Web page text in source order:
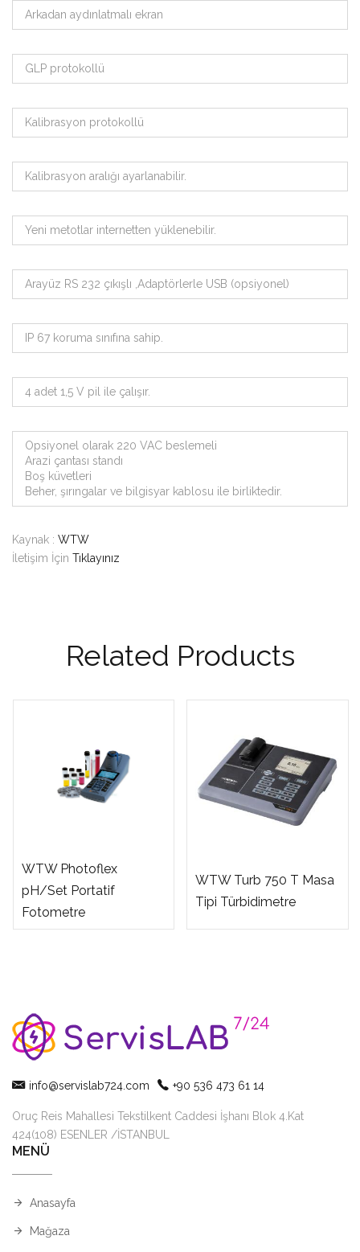
Arkadan aydınlatmalı ekran
GLP protokollü
Kalibrasyon protokollü
Kalibrasyon aralığı ayarlanabilir.
Yeni metotlar internetten yüklenebilir.
Arayüz RS 232 çıkışlı ,Adaptörlerle USB (opsiyonel)
IP 67 koruma sınıfına sahip.
4 adet 1,5 V pil ile çalışır.
Opsiyonel olarak 220 VAC beslemeli
Arazi çantası standı
Boş küvetleri
Beher, şırıngalar ve bilgisyar kablosu ile birliktedir.
Kaynak : WTW
İletişim İçin Tıklayınız
Related Products
WTW Photoflex
pH/Set Portatif
Fotometre
WTW Turb 750 T Masa
Tipi Türbidimetre
info@servislab724.com +90 536 473 61 14
Oruç Reis Mahallesi Tekstilkent Caddesi İşhanı Blok 4.Kat
424(108) ESENLER /İSTANBUL
MENÜ
Anasayfa
Mağaza